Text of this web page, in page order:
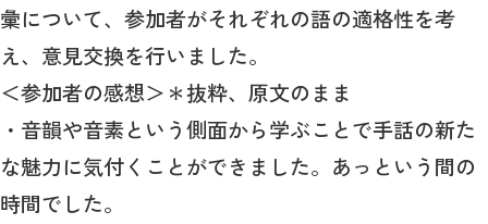
彙について、参加者がそれぞれの語の適格性を考
え、意見交換を行いました。
＜参加者の感想＞＊抜粋、原文のまま
・音韻や音素という側面から学ぶことで手話の新た
な魅力に気付くことができました。あっという間の
時間でした。